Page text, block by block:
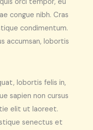
congue nibh. Cras
condimentum.
accumsan, lobortis
lobortis felis in,
sapien non cursus
elit ut laoreet.
senectus et